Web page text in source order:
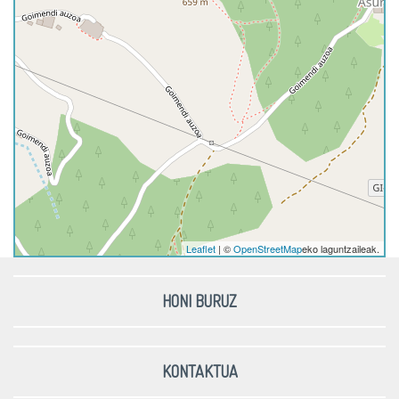
Leaflet | ©OpenStreetMapeko laguntzaileak.
HONI BURUZ
KONTAKTUA